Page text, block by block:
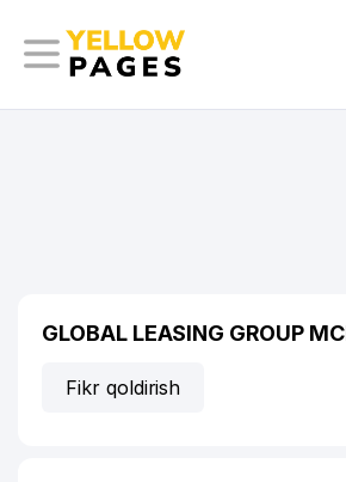
GLOBAL LEASING GROUP
Fikr qoldirish